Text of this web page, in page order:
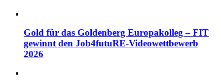
Gold für das Goldenberg Europakolleg – FIT
gewinnt den Job4futuRE-Videowettbewerb
2026